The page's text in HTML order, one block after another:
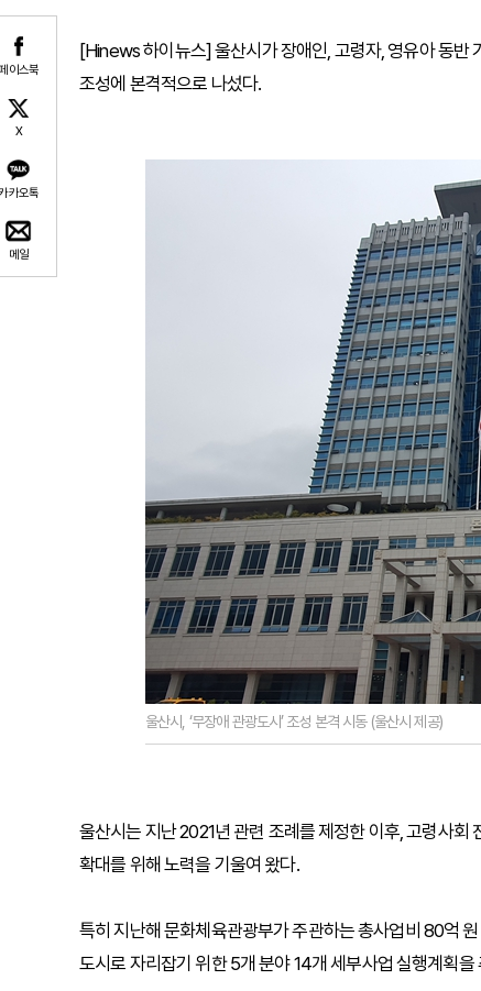
이스북
X
카오톡
메일
[Hinews 하이뉴스] 울산시가 장애인, 고령자, 영유아 동반
조성에 본격적으로 나섰다.
울산시, ‘무장애 관광도시’ 조성 본격 시동 (울산시 제공)
울산시는 지난 2021년 관련 조례를 제정한 이후, 고령사
확대를 위해 노력을 기울여 왔다.
특히 지난해 문화체육관광부가 주관하는 총사업비 80억
도시로 자리잡기 위한 5개 분야 14개 세부사업 실행계획을